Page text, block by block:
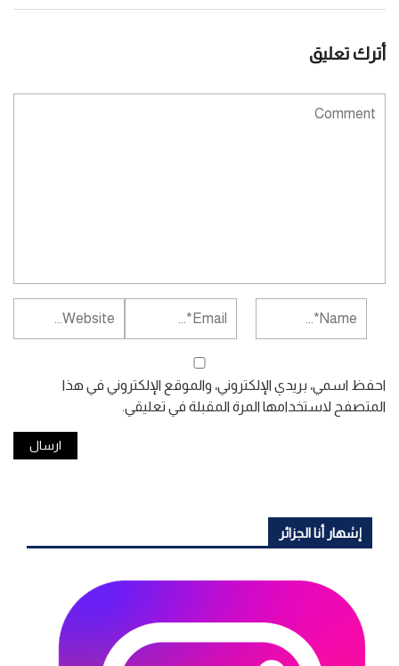
أترك تعليق
احفظ اسمي، بريدي الإلكتروني، والموقع الإلكتروني في هذا
المتصفح لاستخدامها المرة المقبلة في تعليقي.
إشهار أنا الجزائر